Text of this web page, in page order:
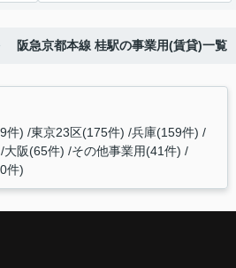
阪急京都本線 桂駅の事業用(賃貸)一覧
件) 東京23区(175件) 兵庫(159件)
大阪(65件) その他事業用(41件)
件)